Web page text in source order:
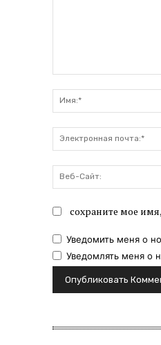
сохраните мое
Уведомить меня о
Уведомлять меня о